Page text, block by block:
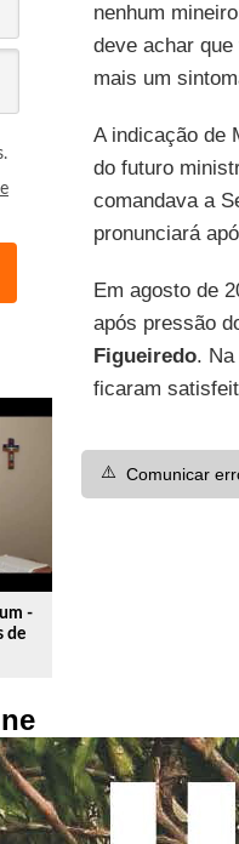
-
de
nenhum
deve achar
mais um
A indicação de
do futuro
comandava a
pronunciará
Em agosto de
após pressão
Figueiredo. Na
ficaram
⚠️ Comunicar